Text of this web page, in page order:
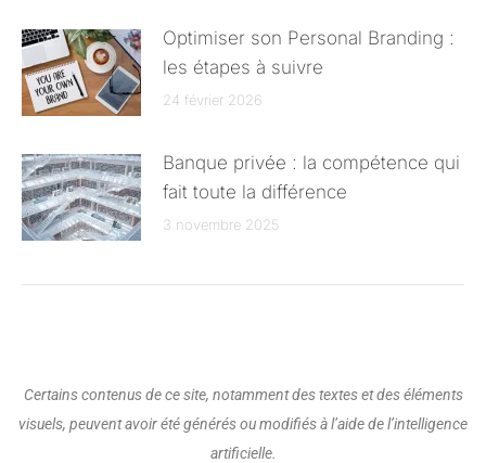
Optimiser son Personal Branding :
les étapes à suivre
24 février 2026
Banque privée : la compétence qui
fait toute la différence
3 novembre 2025
Certains contenus de ce site, notamment des textes et des éléments
visuels, peuvent avoir été générés ou modifiés à l’aide de l’intelligence
artificielle.